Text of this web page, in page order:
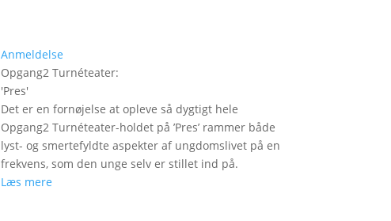
Anmeldelse
Opgang2 Turnéteater:
'Pres'
Det er en fornøjelse at opleve så dygtigt hele
Opgang2 Turnéteater-holdet på ’Pres’ rammer både
lyst- og smertefyldte aspekter af ungdomslivet på en
frekvens, som den unge selv er stillet ind på.
Læs mere